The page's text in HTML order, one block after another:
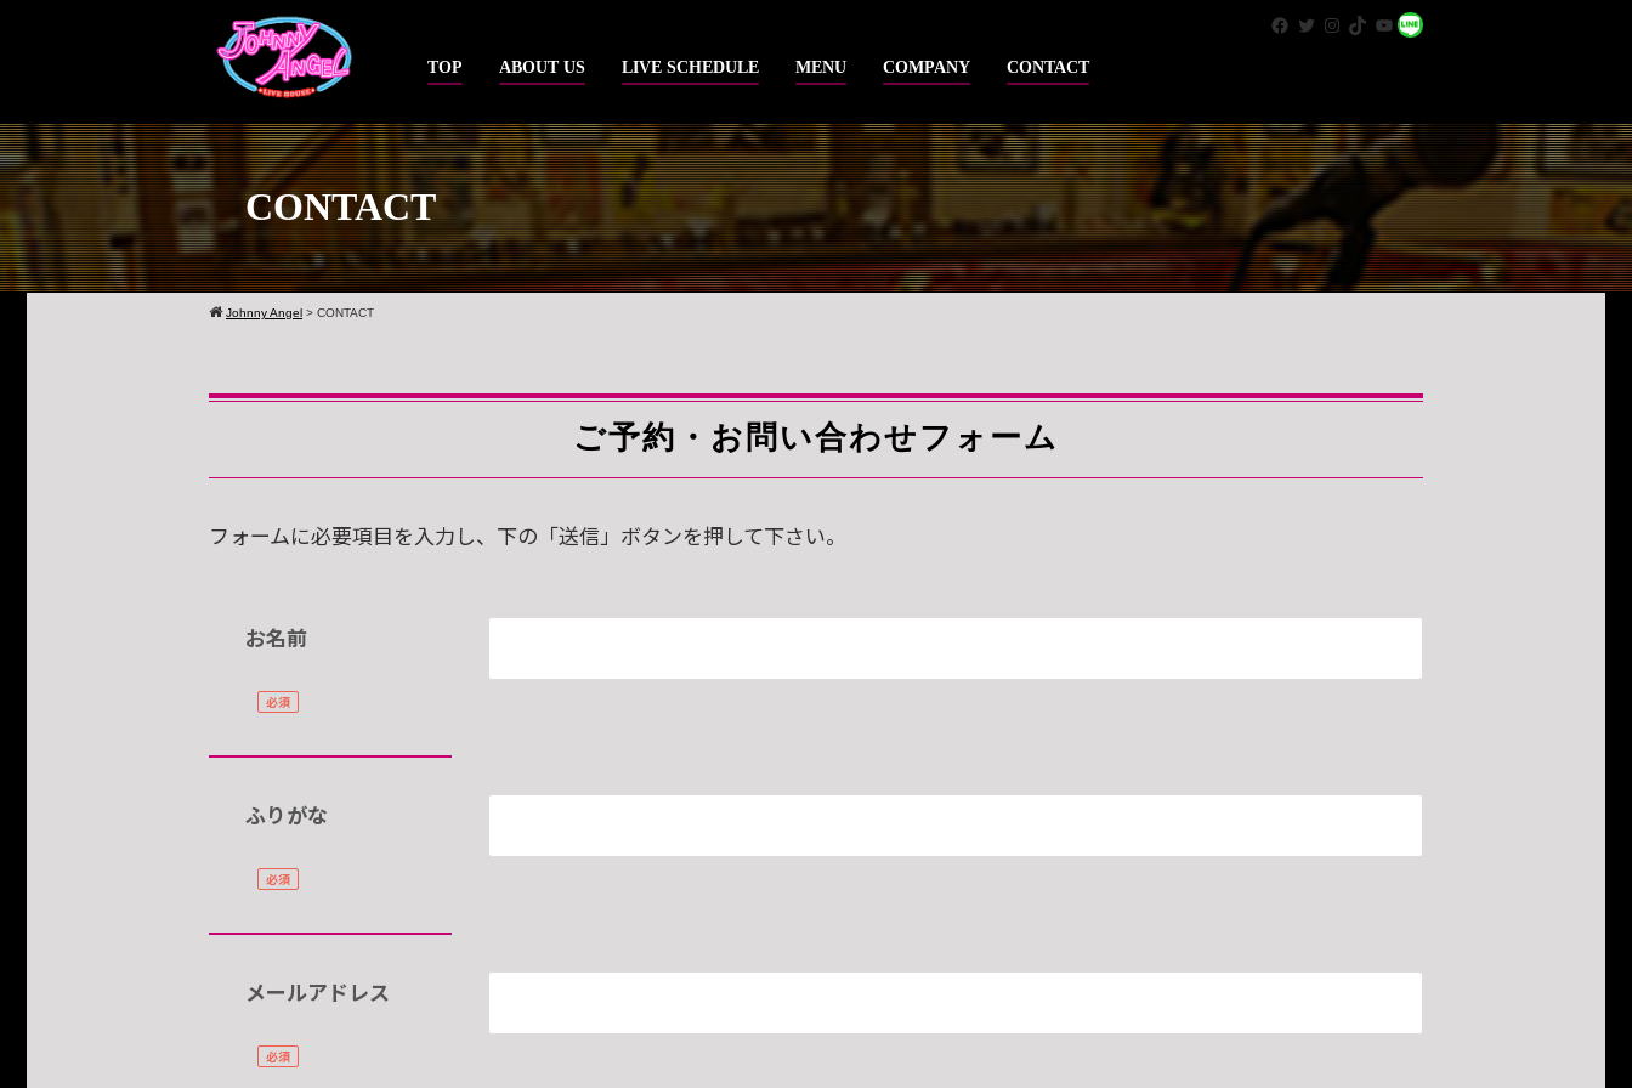
TOP ABOUT US LIVE SCHEDULE MENU COMPANY CONTACT
Facebook
Twitter
Instagram
TikTok
YouTube
WhatsApp
CONTACT
Johnny Angel > CONTACT
ご予約・お問い合わせフォーム
フォームに必要項目を入力し、下の「送信」ボタンを押して下さい。
お名前
ふりがな
メールアドレス